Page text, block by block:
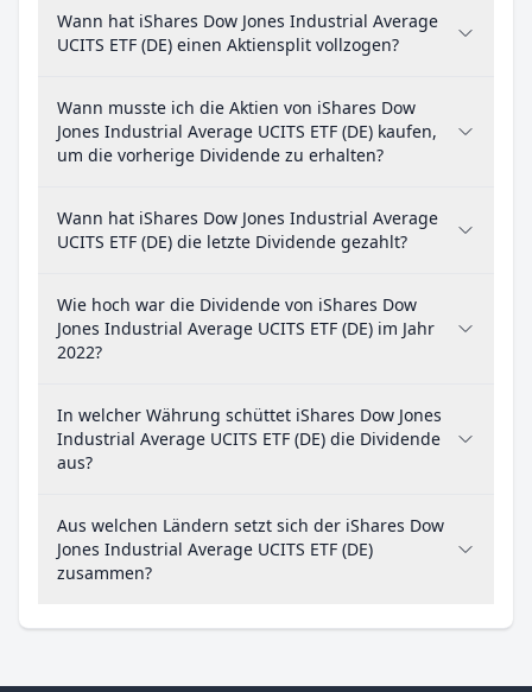
Wann hat iShares Dow Jones Industrial Average
UCITS ETF (DE) einen Aktiensplit vollzogen?
Wann musste ich die Aktien von iShares Dow
Jones Industrial Average UCITS ETF (DE) kaufen,
um die vorherige Dividende zu erhalten?
Wann hat iShares Dow Jones Industrial Average
UCITS ETF (DE) die letzte Dividende gezahlt?
Wie hoch war die Dividende von iShares Dow
Jones Industrial Average UCITS ETF (DE) im Jahr
2022?
In welcher Währung schüttet iShares Dow Jones
Industrial Average UCITS ETF (DE) die Dividende
aus?
Aus welchen Ländern setzt sich der iShares Dow
Jones Industrial Average UCITS ETF (DE)
zusammen?